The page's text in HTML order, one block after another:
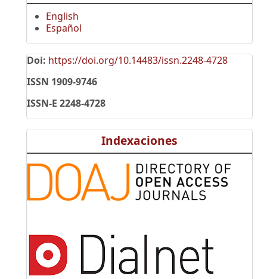
English
Español
Doi: https://doi.org/10.14483/issn.2248-4728
ISSN 1909-9746
ISSN-E 2248-4728
Indexaciones